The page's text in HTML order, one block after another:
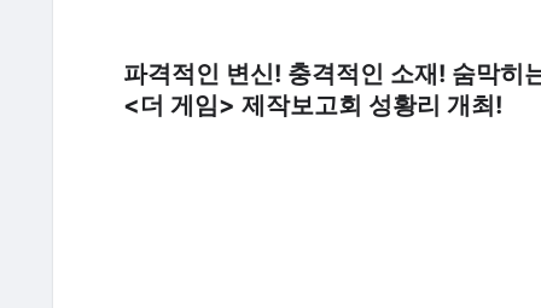
파격적인 변신! 충격적인 소재! 숨막히
<더 게임> 제작보고회 성황리 개최!